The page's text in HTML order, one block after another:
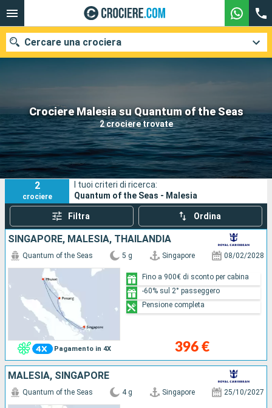
Crociere Malesia su Quantum of the Seas
2 crociere trovate
Cercare una crociera
Le nostre destinazioni
Mesi di partenza
Porti Compagnie
Ricerca
2
crociere
I tuoi criteri di ricerca:
Quantum of the Seas - Malesia
Filtra Ordina
SINGAPORE, MALESIA, THAILANDIA
Pagamento in 4X
Quantum of the Seas 5 g Singapore 08/02/2028
396 €
Fino a 900€ di sconto per cabina
-60% sul 2° passeggero
Pensione completa
MALESIA, SINGAPORE
Quantum of the Seas 4 g Singapore 25/10/2027